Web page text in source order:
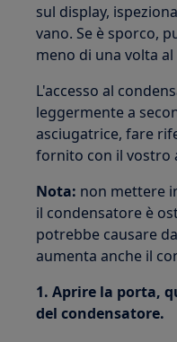
sul display,
vano. Se è sporco,
meno di una volta al
L'accesso al
leggermente a
asciugatrice, fare
fornito con il vostro
Nota: non mettere
il condensatore è
potrebbe causare
aumenta anche il
1. Aprire la porta,
del condensatore.